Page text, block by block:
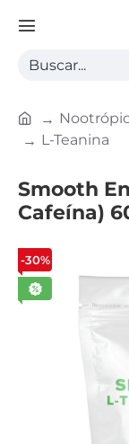
Buscar...
e
L-Teanina
Smooth
Cafeína)
-30%